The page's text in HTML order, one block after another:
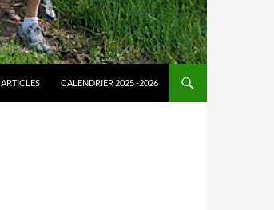
ARTICLES CALENDRIER 2025 -2026